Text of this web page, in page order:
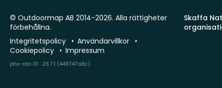
Skaffa
© Outdoormap AB 2014-2026. Alla rättigheter
förbehållna.
Integritetspolicy
Användarvillkor
Cookiepolicy
Impressum
phx-sto-01 · 26.7.1 (449747a8c)